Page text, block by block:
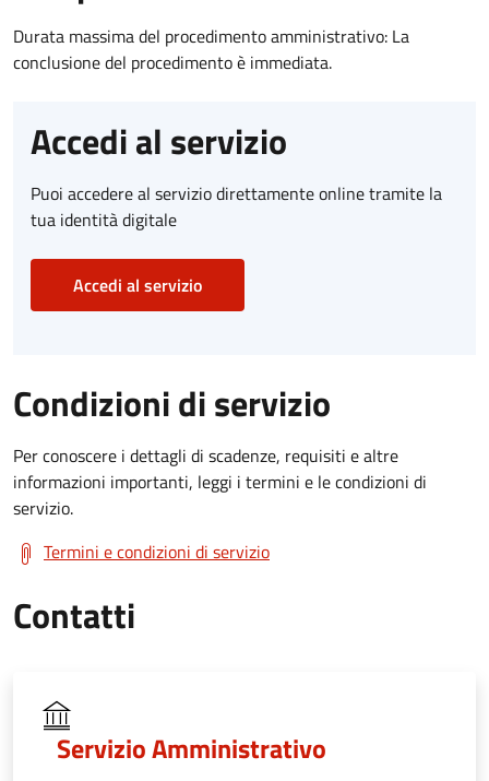
Durata massima del procedimento amministrativo: La
conclusione del procedimento è immediata.
Accedi al servizio
Puoi accedere al servizio direttamente online tramite la
tua identità digitale
Accedi al servizio
Condizioni di servizio
Per conoscere i dettagli di scadenze, requisiti e altre
informazioni importanti, leggi i termini e le condizioni di
servizio.
Termini e condizioni di servizio
Contatti
Servizio Amministrativo